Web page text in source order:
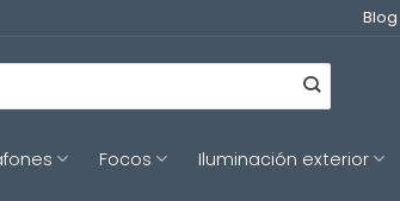
Blog
Focos
Iluminación exterior